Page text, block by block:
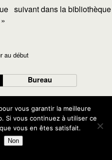
suivant dans la bibliothèque
»
au début
Bureau
vous garantir la meilleure
Si vous continuez à utiliser ce
vous en êtes satisfait.
Non